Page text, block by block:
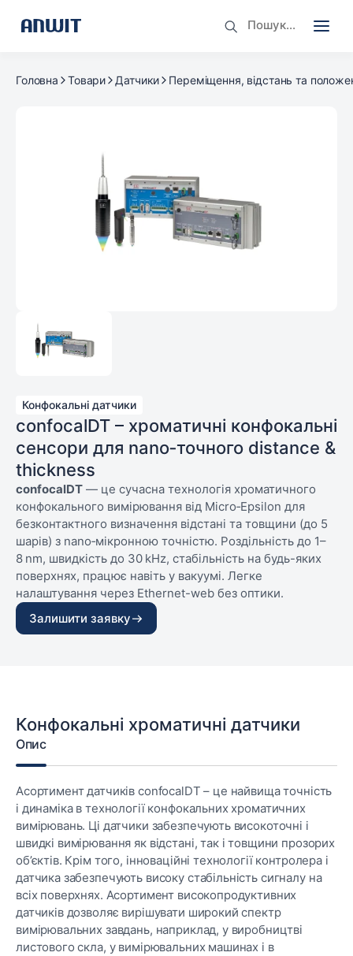
Головна Товари Датчики Переміщення, відстань та
Конфокальні датчики
confocalDT – хроматичні конфокальні
сенсори для nano‑точного distance &
thickness
confocalDT — це сучасна технологія хроматичного
конфокального вимірювання від Micro‑Epsilon для
безконтактного визначення відстані та товщини (до 5
шарів) з nano‑мікронною точністю. Роздільність до 1–
8 nm, швидкість до 30 kHz, стабільність на будь-яких
поверхнях, працює навіть у вакуумі. Легке
налаштування через Ethernet-web без оптики.
Залишити заявку
Конфокальні хроматичні датчики
Опис
Асортимент датчиків confocalDT – це найвища точність
і динаміка в технології конфокальних хроматичних
вимірювань. Ці датчики забезпечують високоточні і
швидкі вимірювання як відстані, так і товщини прозорих
об’єктів. Крім того, інноваційні технології контролера і
датчика забезпечують високу стабільність сигналу на
всіх поверхнях. Асортимент високопродуктивних
датчиків дозволяє вирішувати широкий спектр
вимірювальних завдань, наприклад, у виробництві
листового скла, у вимірювальних машинах і в